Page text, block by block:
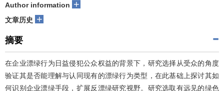
Author information +
文章历史 +
摘要
在企业漂绿行为日益侵犯公众权益的背景下，研究选择从受众的角度
验证其是否能理解与认同现有的漂绿行为类型，在此基础上探讨其如
何识别企业漂绿手段，扩展反漂绿研究视野。研究选取有远见的绿色